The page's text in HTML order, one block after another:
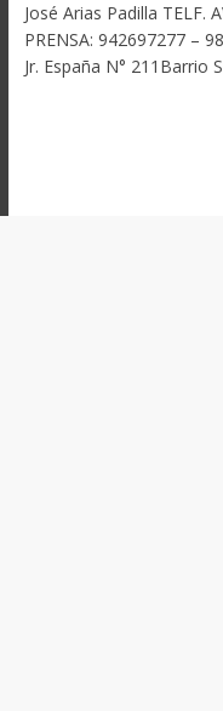
José Arias Padilla TELF.
PRENSA: 942697277 –
Jr. España N° 211Barrio